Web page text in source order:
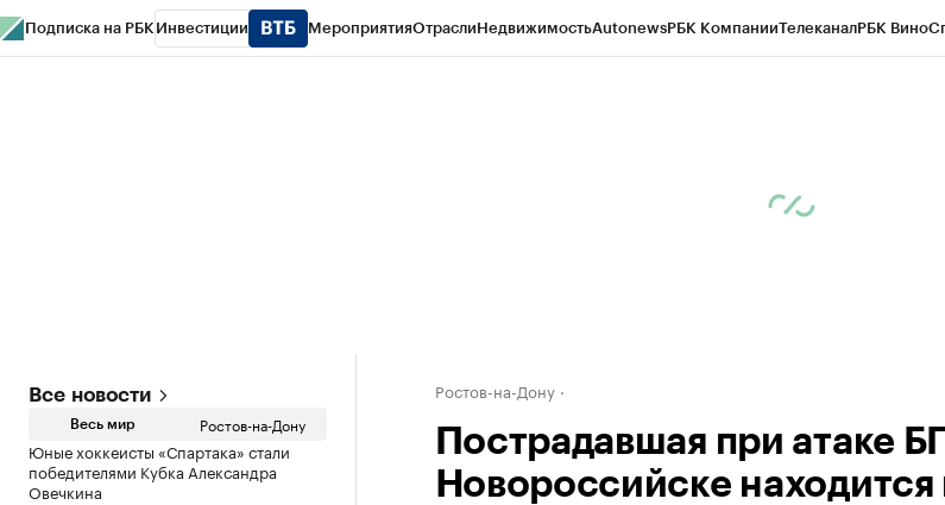
Подписка на РБК Инвестиции МероприятияОтраслиНедвижимостьAutonewsРБК КомпанииТелеканалРБК Вино
Все новости
Весь мир Ростов-на-Дону
Юные хоккеисты «Спартака» стали
победителями Кубка Александра
Овечкина
Ростов-на-Дону
Пострадавшая при атаке
Новороссийске